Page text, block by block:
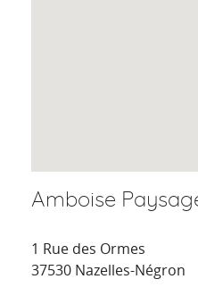
Amboise
1 Rue des Ormes
37530 Nazelles-Négron